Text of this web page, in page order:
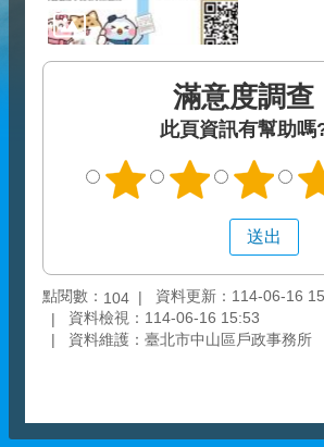
滿意度調查
此頁資訊有幫助嗎
點閱數： 104
資料更新：114-06-16
資料檢視：114-06-16 15:53
資料維護：臺北市中山區戶政事務所